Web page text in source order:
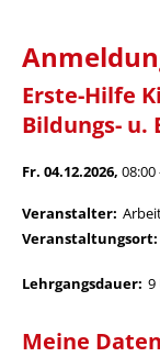
Erste-Hilfe
Bildungs-
Fr. 04.12.2026, 08:00
Veranstalter:
Veranstaltungsort:
Lehrgangsdauer: 9
Meine Daten